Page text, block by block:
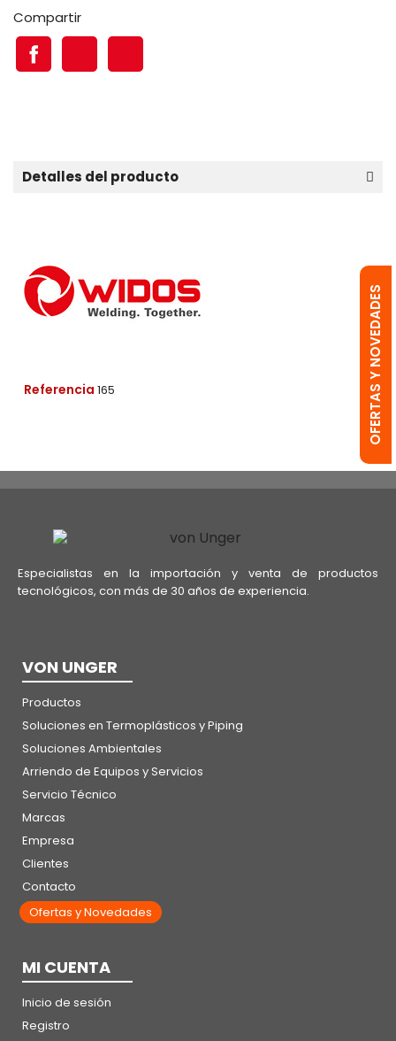
Compartir
Detalles del producto
Referencia 165
Especialistas en la importación y venta de productos
tecnológicos, con más de 30 años de experiencia.
OFERTAS Y NOVEDADES
VON UNGER
Productos
Soluciones en Termoplásticos y Piping
Soluciones Ambientales
Arriendo de Equipos y Servicios
Servicio Técnico
Marcas
Empresa
Clientes
Contacto
Ofertas y Novedades
MI CUENTA
Inicio de sesión
Registro